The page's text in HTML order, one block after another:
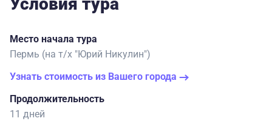
Условия тура
Место начала тура
Пермь (на т/х "Юрий Никулин")
Узнать стоимость из Вашего города
Продолжительность
11 дней